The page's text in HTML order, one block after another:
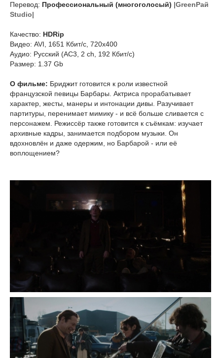
Перевод: Профессиональный (многоголосый) |GreenРай
Studio|
Качество: HDRip
Видео: AVI, 1651 Кбит/с, 720x400
Аудио: Русский (AC3, 2 ch, 192 Кбит/с)
Размер: 1.37 Gb
О фильме: Бриджит готовится к роли известной
французской певицы Барбары. Актриса прорабатывает
характер, жесты, манеры и интонации дивы. Разучивает
партитуры, перенимает мимику - и всё больше сливается с
персонажем. Режиссёр также готовится к съёмкам: изучает
архивные кадры, занимается подбором музыки. Он
вдохновлён и даже одержим, но Барбарой - или её
воплощением?